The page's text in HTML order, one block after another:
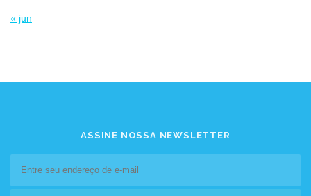
« jun
ASSINE NOSSA NEWSLETTER